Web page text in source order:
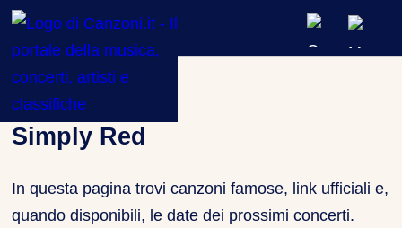
ARTISTI & BAND
CLASSIFICHE MUSICALI
Artisti» Simply Red
Simply Red
In questa pagina trovi canzoni famose, link ufficiali e,
quando disponibili, le date dei prossimi concerti.